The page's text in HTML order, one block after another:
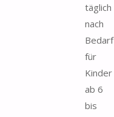
täglich
nach
Bedarf
für
Kinder
ab 6
bis